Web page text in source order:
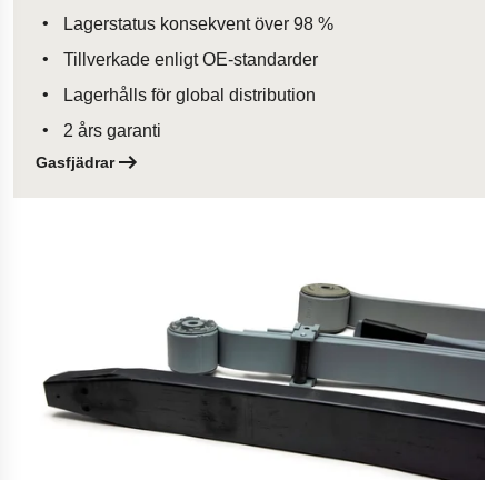
Lagerstatus konsekvent över 98 %
Tillverkade enligt OE-standarder
Lagerhålls för global distribution
2 års garanti
Gasfjädrar
Öppnas i en ny flik